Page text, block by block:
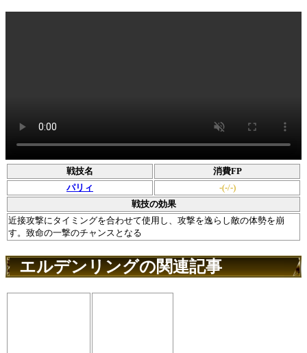
戦技名
消費FP
パリィ
-(-/-)
戦技の効果
近接攻撃にタイミングを合わせて使用し、攻撃を逸らし敵の体勢を崩
す。致命の一撃のチャンスとなる
エルデンリングの関連記事